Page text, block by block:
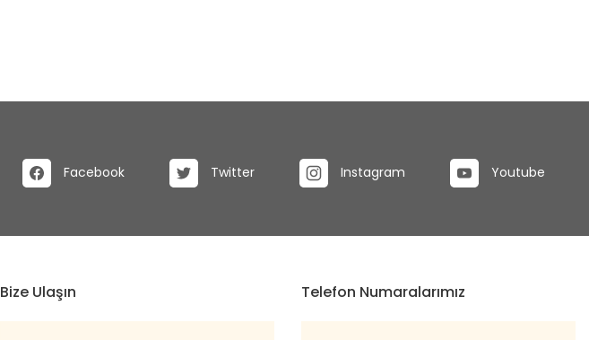
Facebook Twitter Instagram Youtube
Bize Ulaşın Telefon Numaralarımız